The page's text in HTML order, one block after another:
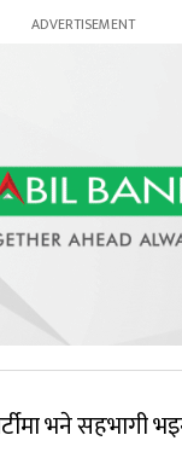
भने सहभागी